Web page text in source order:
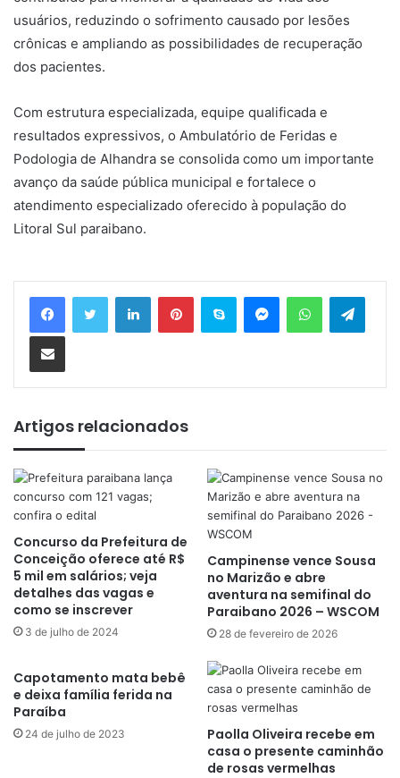
usuários, reduzindo o sofrimento causado por lesões
crônicas e ampliando as possibilidades de recuperação
dos pacientes.
Com estrutura especializada, equipe qualificada e
resultados expressivos, o Ambulatório de Feridas e
Podologia de Alhandra se consolida como um importante
avanço da saúde pública municipal e fortalece o
atendimento especializado oferecido à população do
Litoral Sul paraibano.
Artigos relacionados
Concurso da Prefeitura de
Conceição oferece até R$
5 mil em salários; veja
detalhes das vagas e
como se inscrever
3 de julho de 2024
Campinense vence Sousa
no Marizão e abre
aventura na semifinal do
Paraibano 2026 – WSCOM
28 de fevereiro de 2026
Capotamento mata bebê
e deixa família ferida na
Paraíba
24 de julho de 2023
Paolla Oliveira recebe em
casa o presente caminhão
de rosas vermelhas